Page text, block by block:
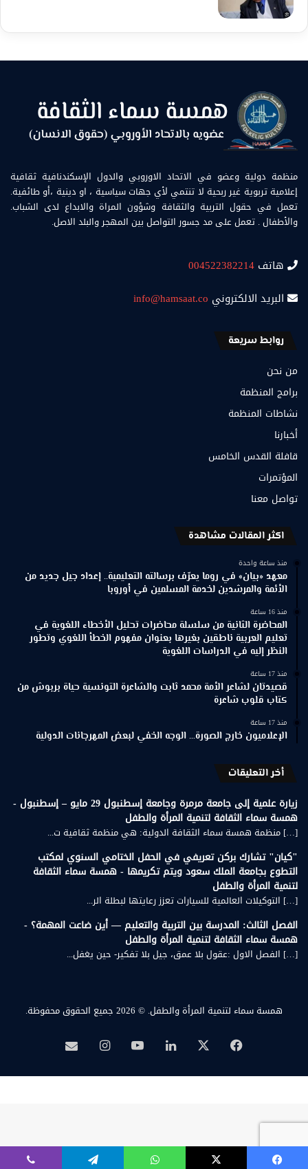
منظمة دولية وعضو في الاتحاد الاوروبي والدول الإسكندنافية ثقافية
إعلامية تربوية غير ربحية لا تنتمي لأي جهات سياسية ، او دينية ،أو طائفية.
تعمل في حقول التربية والثقافة وشؤون المراة والابداع لدى الشباب.
والأطفال . تعمل على مد جسور التواصل بين المهجر والبلد الاصل.
هاتف 004522382214
البريد الالكتروني info@hamsaat.co
روابط سريعة
من نحن
برامج المنظمة
نشاطات المنظمة
أخبارنا
قافلة القدس الخامس
المؤتمرات
تواصل معنا
اكثر المقالات مشاهدة
منذ ساعة واحدة
معهد «بيان» في روما يعرّف برسالته التعليمية.. إعداد جيل جديد من
الأئمة والمرشدين لخدمة المسلمين في أوروبا
منذ 16 ساعة
المحاضرة الثانية من سلسلة محاضرات تحليل الأخطاء اللغوية في
تعليم العربية ناطقين بغيرها بعنوان مفهوم الخطأ اللغوي وتطور
النظر إليه في الدراسات اللغوية
منذ 17 ساعة
قصيدتان لشاعر الأمة محمد ثابت والشاعرة التونسية حياة بربوش من
كتاب قلوب شاعرة
منذ 17 ساعة
الإعلاميون خارج الصورة… الوجه الخفي لبعض المهرجانات الدولية
أخر التعليقات
زيارة علمية إلى جامعة مرمرة وجامعة إسطنبول 29 مايو – إسطنبول -
همسة سماء الثقافة لتنمية المرأة والطفل
[…] منظمة همسة سماء الثقافة الدولية: هي منظمة ثقافية ت...
"كيان" تشارك بركن تعريفي في الحفل الختامي السنوي لمكتب
التطوع بجامعة الملك سعود ويتم تكريمها - همسة سماء الثقافة
لتنمية المرأة والطفل
[…] التوكيلات العالمية للسيارات تعزز رعايتها لبطلة الر...
الفصل الثالث: المدرسة بين التربية والتعليم — أين ضاعت المهمة؟ -
همسة سماء الثقافة لتنمية المرأة والطفل
[…] الفصل الاول :عقول بلا عمق، جيل بلا تفكير- حين يغفل...
همسة سماء لتنمية المرأة والطفل. © 2026 جميع الحقوق محفوظة.
فيسبوك لينكدإن‫YouTubeانستقرامبريد
همسة